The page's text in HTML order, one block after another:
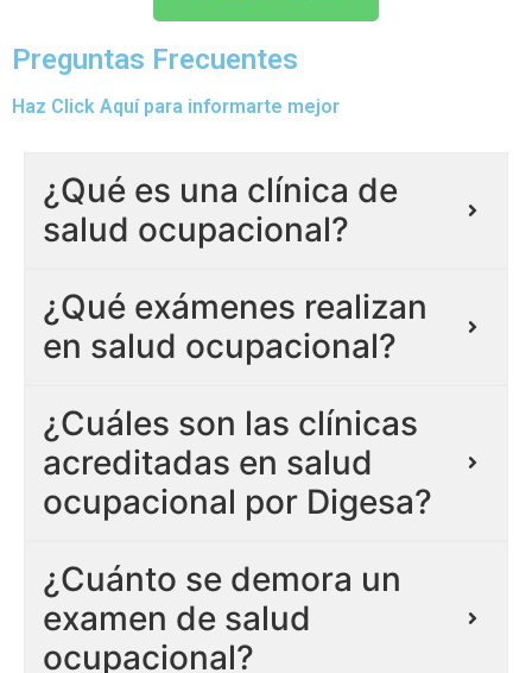
Preguntas Frecuentes
Haz Click Aquí para informarte mejor
¿Qué es una clínica de
salud ocupacional?
¿Qué exámenes realizan
en salud ocupacional?
¿Cuáles son las clínicas
acreditadas en salud
ocupacional por Digesa?
¿Cuánto se demora un
examen de salud
ocupacional?